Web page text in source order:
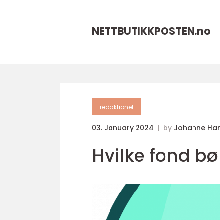
NETTBUTIKKPOSTEN.no
redaktionel
03. January 2024 by Johanne
Hvilke fond